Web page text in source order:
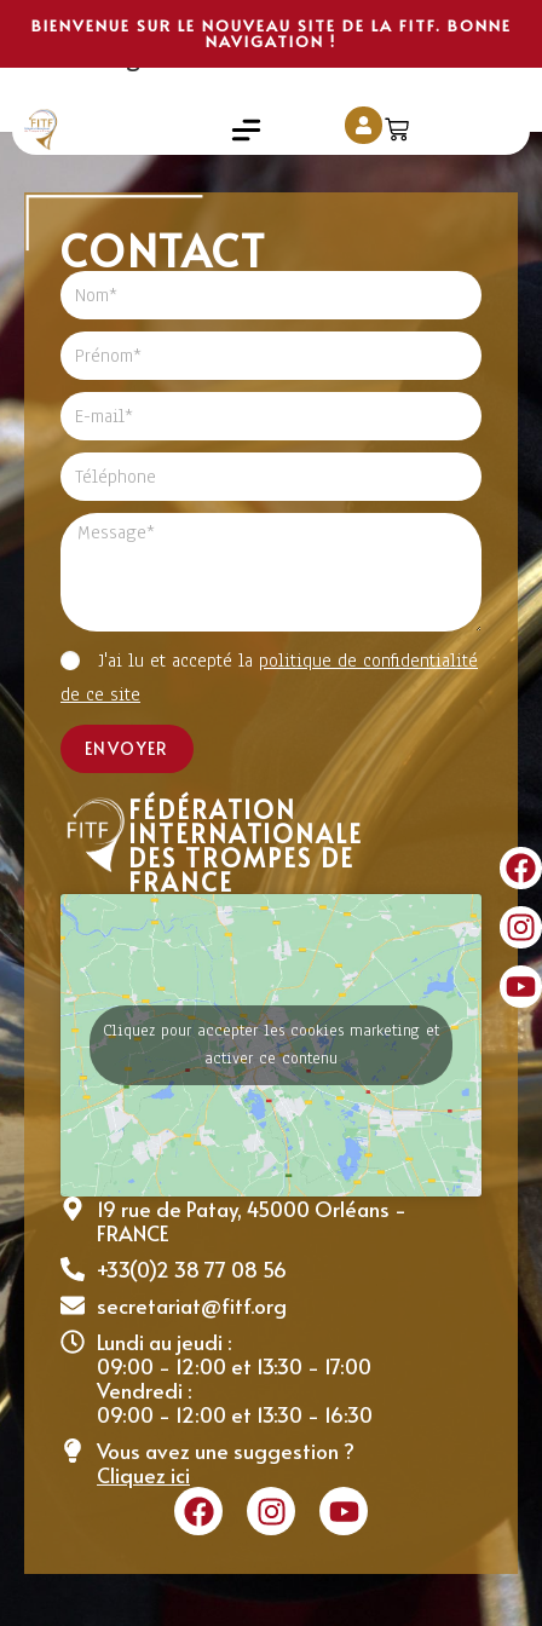
BIENVENUE SUR LE NOUVEAU SITE DE LA FITF. BONNE
NAVIGATION !
Assemblée générale
régionale
Aucun événement trouvé !
CONTACT
J'ai lu et accepté la politique de confidentialité
de ce site
ENVOYER
FÉDÉRATION
INTERNATIONALE
DES TROMPES DE
FRANCE
Cliquez pour accepter les cookies marketing et
activer ce contenu
19 rue de Patay, 45000 Orléans -
FRANCE
+33(0)2 38 77 08 56
secretariat@fitf.org
Lundi au jeudi :
09:00 - 12:00 et 13:30 - 17:00
Vendredi :
09:00 - 12:00 et 13:30 - 16:30
Vous avez une suggestion ?
Cliquez ici